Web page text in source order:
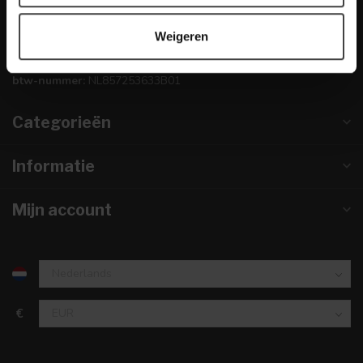
Weigeren
KVK nummer:67984495
btw-nummer: NL857253633B01
Categorieën
Informatie
Mijn account
€